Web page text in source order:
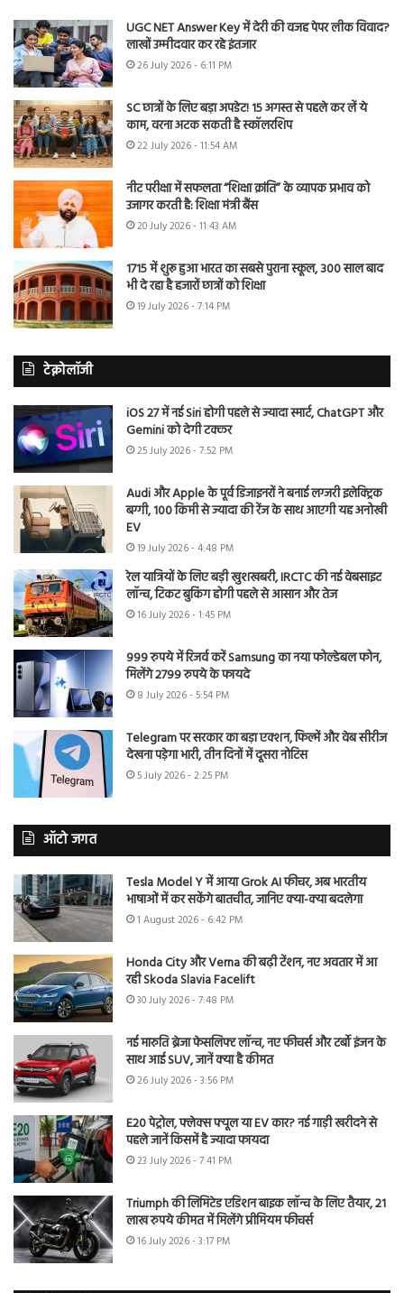
UGC NET Answer Key में देरी की वजह पेपर लीक विवाद?
लाखों उम्मीदवार कर रहे इंतजार
26 July 2026 - 6:11 PM
SC छात्रों के लिए बड़ा अपडेट! 15 अगस्त से पहले कर लें ये
काम, वरना अटक सकती है स्कॉलरशिप
22 July 2026 - 11:54 AM
नीट परीक्षा में सफलता “शिक्षा क्रांति” के व्यापक प्रभाव को
उजागर करती है: शिक्षा मंत्री बैंस
20 July 2026 - 11:43 AM
1715 में शुरू हुआ भारत का सबसे पुराना स्कूल, 300 साल बाद
भी दे रहा है हजारों छात्रों को शिक्षा
19 July 2026 - 7:14 PM
टेक्नोलॉजी
iOS 27 में नई Siri होगी पहले से ज्यादा स्मार्ट, ChatGPT और
Gemini को देगी टक्कर
25 July 2026 - 7:52 PM
Audi और Apple के पूर्व डिजाइनरों ने बनाई लग्जरी इलेक्ट्रिक
बग्गी, 100 किमी से ज्यादा की रेंज के साथ आएगी यह अनोखी
EV
19 July 2026 - 4:48 PM
रेल यात्रियों के लिए बड़ी खुशखबरी, IRCTC की नई वेबसाइट
लॉन्च, टिकट बुकिंग होगी पहले से आसान और तेज
16 July 2026 - 1:45 PM
999 रुपये में रिजर्व करें Samsung का नया फोल्डेबल फोन,
मिलेंगे 2799 रुपये के फायदे
8 July 2026 - 5:54 PM
Telegram पर सरकार का बड़ा एक्शन, फिल्में और वेब सीरीज
देखना पड़ेगा भारी, तीन दिनों में दूसरा नोटिस
5 July 2026 - 2:25 PM
ऑटो जगत
Tesla Model Y में आया Grok AI फीचर, अब भारतीय
भाषाओं में कर सकेंगे बातचीत, जानिए क्या-क्या बदलेगा
1 August 2026 - 6:42 PM
Honda City और Verna की बढ़ी टेंशन, नए अवतार में आ
रही Skoda Slavia Facelift
30 July 2026 - 7:48 PM
नई मारुति ब्रेजा फेसलिफ्ट लॉन्च, नए फीचर्स और टर्बो इंजन के
साथ आई SUV, जानें क्या है कीमत
26 July 2026 - 3:56 PM
E20 पेट्रोल, फ्लेक्स फ्यूल या EV कार? नई गाड़ी खरीदने से
पहले जानें किसमें है ज्यादा फायदा
23 July 2026 - 7:41 PM
Triumph की लिमिटेड एडिशन बाइक लॉन्च के लिए तैयार, 21
लाख रुपये कीमत में मिलेंगे प्रीमियम फीचर्स
16 July 2026 - 3:17 PM